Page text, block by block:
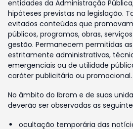
entidades da Administração
hipóteses previstas na legislação.
evitados conteúdos que
públicos, programas, obras,
gestão. Permanecem permitidas
estritamente administrativas,
emergenciais ou de utilidade
caráter publicitário ou promocional.
No âmbito do Ibram e de suas
deverão ser observadas as
ocultação temporária das